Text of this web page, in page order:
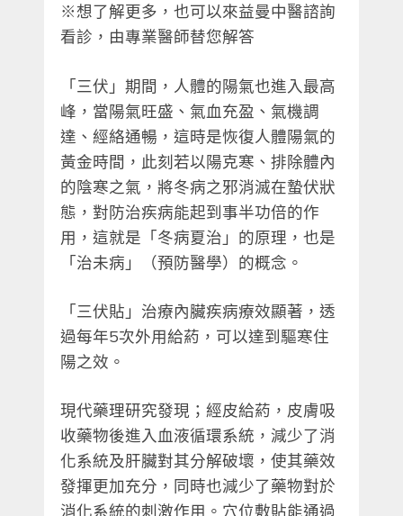
※想了解更多，也可以來益曼中醫諮詢
看診，由專業醫師替您解答
「三伏」期間，人體的陽氣也進入最高
峰，當陽氣旺盛、氣血充盈、氣機調
達、經絡通暢，這時是恢復人體陽氣的
黃金時間，此刻若以陽克寒、排除體內
的陰寒之氣，將冬病之邪消滅在蟄伏狀
態，對防治疾病能起到事半功倍的作
用，這就是「冬病夏治」的原理，也是
「治未病」（預防醫學）的概念。
「三伏貼」治療內臟疾病療效顯著，透
過每年5次外用給葯，可以達到驅寒住
陽之效。
現代藥理研究發現；經皮給葯，皮膚吸
收藥物後進入血液循環系統，減少了消
化系統及肝臟對其分解破壞，使其藥效
發揮更加充分，同時也減少了藥物對於
消化系統的刺激作用。穴位敷貼能通過